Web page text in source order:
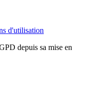
d'utilisation
depuis sa mise en